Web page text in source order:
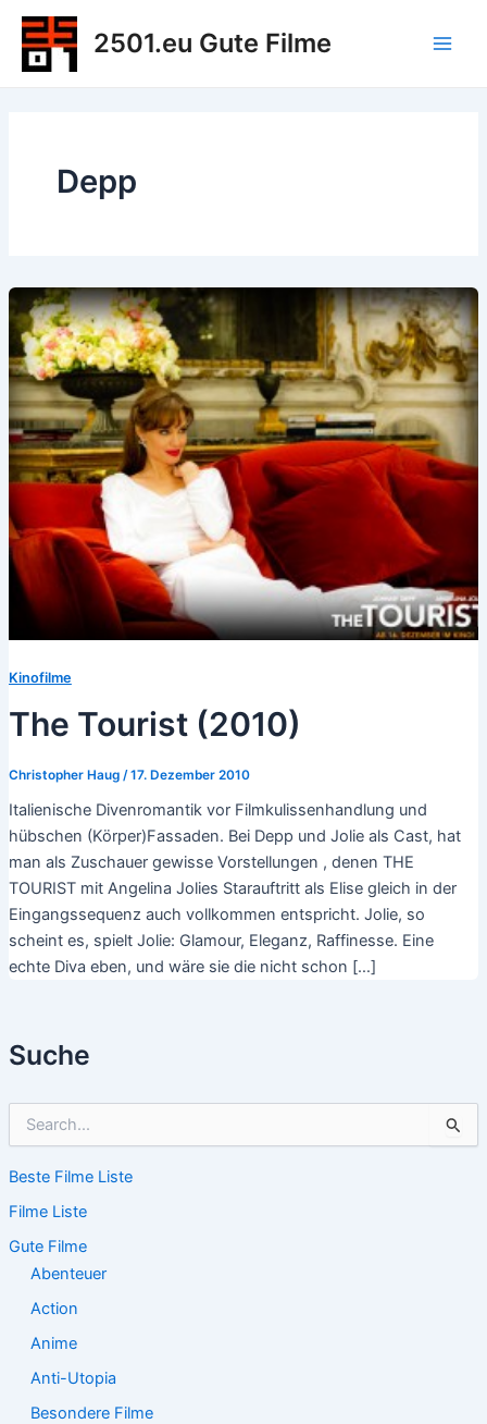
Zum
Inhalt
springen
2501.eu Gute Filme
Suche
h
n
n
Beste Filme Liste
Filme Liste
Gute Filme
Abenteuer
Action
Anime
Anti-Utopia
Besondere Filme
Depp
Kinofilme
The Tourist (2010)
Christopher Haug /17. Dezember 2010
Italienische Divenromantik vor Filmkulissenhandlung und
hübschen (Körper)Fassaden. Bei Depp und Jolie als Cast, hat
man als Zuschauer gewisse Vorstellungen , denen THE
TOURIST mit Angelina Jolies Starauftritt als Elise gleich in der
Eingangssequenz auch vollkommen entspricht. Jolie, so
scheint es, spielt Jolie: Glamour, Eleganz, Raffinesse. Eine
echte Diva eben, und wäre sie die nicht schon […]